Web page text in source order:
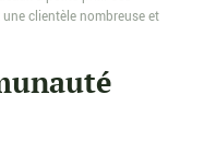
clientèle nombreuse et